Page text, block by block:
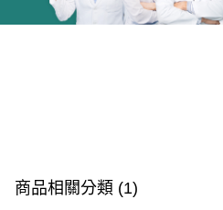
商品相關分類 (1)